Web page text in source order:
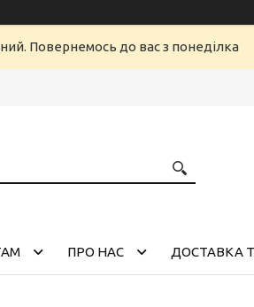
Повернемось до вас з понеділка
ПРО НАС ДОСТАВКА